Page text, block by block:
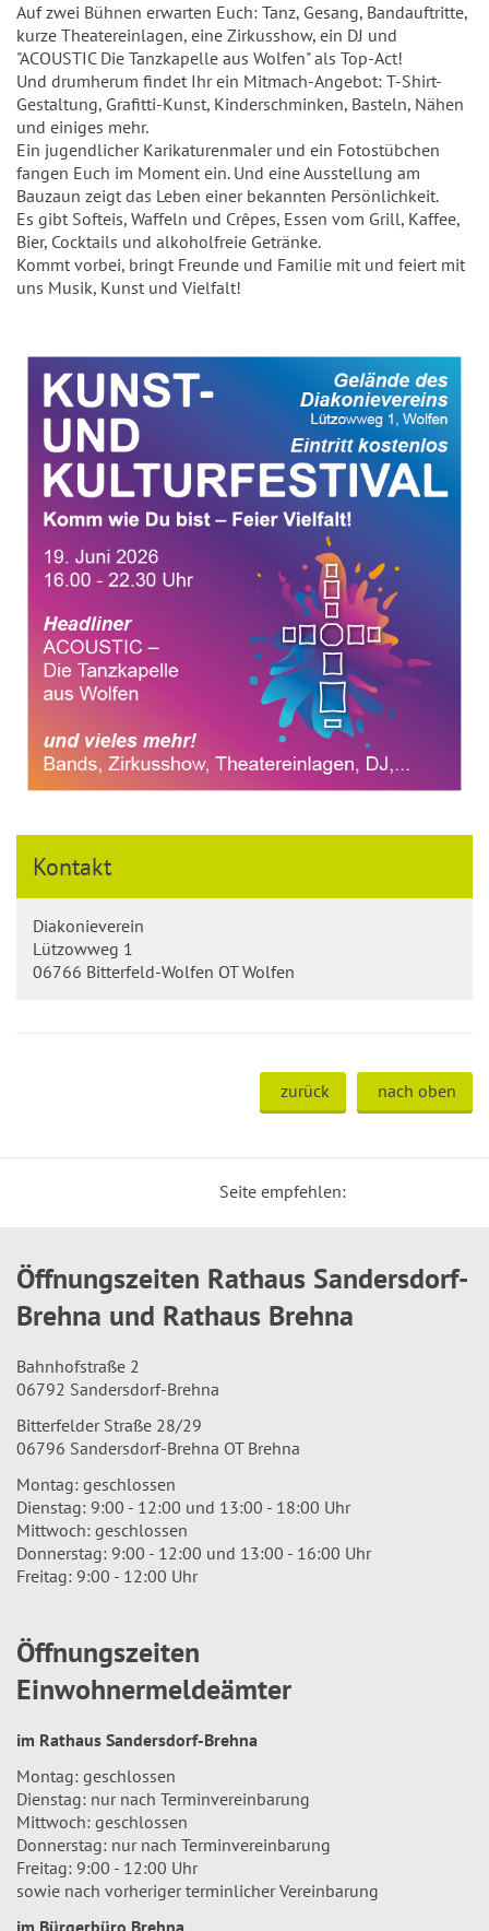
Auf zwei Bühnen erwarten Euch: Tanz, Gesang, Bandauftritte,
kurze Theatereinlagen, eine Zirkusshow, ein DJ und
"ACOUSTIC Die Tanzkapelle aus Wolfen" als Top-Act!
Und drumherum findet Ihr ein Mitmach-Angebot: T-Shirt-
Gestaltung, Grafitti-Kunst, Kinderschminken, Basteln, Nähen
und einiges mehr.
Ein jugendlicher Karikaturenmaler und ein Fotostübchen
fangen Euch im Moment ein. Und eine Ausstellung am
Bauzaun zeigt das Leben einer bekannten Persönlichkeit.
Es gibt Softeis, Waffeln und Crêpes, Essen vom Grill, Kaffee,
Bier, Cocktails und alkoholfreie Getränke.
Kommt vorbei, bringt Freunde und Familie mit und feiert mit
uns Musik, Kunst und Vielfalt!
Kontakt
Diakonieverein
Lützowweg 1
06766 Bitterfeld-Wolfen OT Wolfen
zurück nach oben
Seite empfehlen:
Öffnungszeiten Rathaus Sandersdorf-
Brehna und Rathaus Brehna
Bahnhofstraße 2
06792 Sandersdorf-Brehna
Bitterfelder Straße 28/29
06796 Sandersdorf-Brehna OT Brehna
Montag: geschlossen
Dienstag: 9:00 - 12:00 und 13:00 - 18:00 Uhr
Mittwoch: geschlossen
Donnerstag: 9:00 - 12:00 und 13:00 - 16:00 Uhr
Freitag: 9:00 - 12:00 Uhr
Öffnungszeiten
Einwohnermeldeämter
im Rathaus Sandersdorf-Brehna
Montag: geschlossen
Dienstag: nur nach Terminvereinbarung
Mittwoch: geschlossen
Donnerstag: nur nach Terminvereinbarung
Freitag: 9:00 - 12:00 Uhr
sowie nach vorheriger terminlicher Vereinbarung